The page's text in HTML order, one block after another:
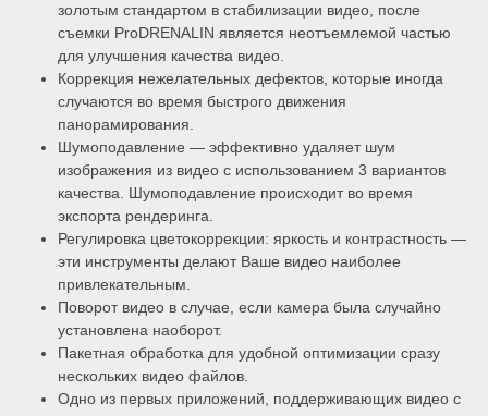
золотым стандартом в стабилизации видео, после
съемки ProDRENALIN является неотъемлемой частью
для улучшения качества видео.
Коррекция нежелательных дефектов, которые иногда
случаются во время быстрого движения
панорамирования.
Шумоподавление — эффективно удаляет шум
изображения из видео с использованием 3 вариантов
качества. Шумоподавление происходит во время
экспорта рендеринга.
Регулировка цветокоррекции: яркость и контрастность —
эти инструменты делают Ваше видео наиболее
привлекательным.
Поворот видео в случае, если камера была случайно
установлена наоборот.
Пакетная обработка для удобной оптимизации сразу
нескольких видео файлов.
Одно из первых приложений, поддерживающих видео с